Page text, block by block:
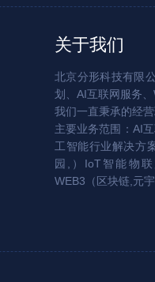
关于我们
北京分形科技有限
划、AI互联网服务
我们一直秉承的经
主要业务范围：AI
工智能行业解决方
园,）IoT智能物
WEB3（区块链,元